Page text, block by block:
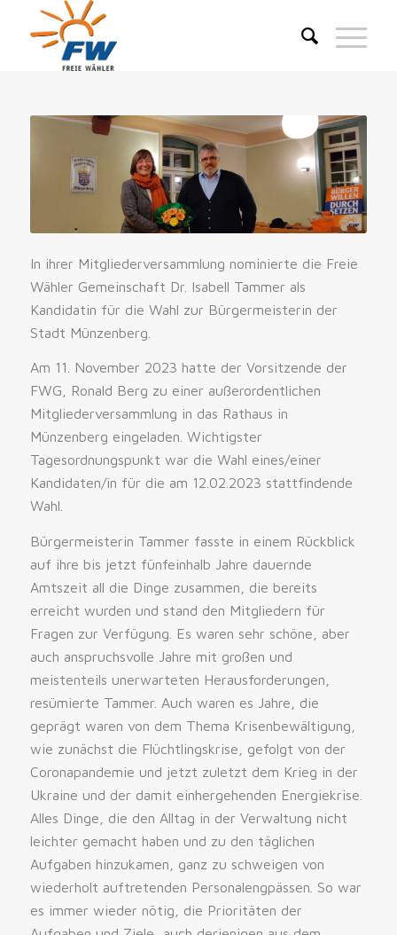
In ihrer Mitgliederversammlung nominierte die Freie
Wähler Gemeinschaft Dr. Isabell Tammer als
Kandidatin für die Wahl zur Bürgermeisterin der
Stadt Münzenberg.
Am 11. November 2023 hatte der Vorsitzende der
FWG, Ronald Berg zu einer außerordentlichen
Mitgliederversammlung in das Rathaus in
Münzenberg eingeladen. Wichtigster
Tagesordnungspunkt war die Wahl eines/einer
Kandidaten/in für die am 12.02.2023 stattfindende
Wahl.
Bürgermeisterin Tammer fasste in einem Rückblick
auf ihre bis jetzt fünfeinhalb Jahre dauernde
Amtszeit all die Dinge zusammen, die bereits
erreicht wurden und stand den Mitgliedern für
Fragen zur Verfügung. Es waren sehr schöne, aber
auch anspruchsvolle Jahre mit großen und
meistenteils unerwarteten Herausforderungen,
resümierte Tammer. Auch waren es Jahre, die
geprägt waren von dem Thema Krisenbewältigung,
wie zunächst die Flüchtlingskrise, gefolgt von der
Coronapandemie und jetzt zuletzt dem Krieg in der
Ukraine und der damit einhergehenden Energiekrise.
Alles Dinge, die den Alltag in der Verwaltung nicht
leichter gemacht haben und zu den täglichen
Aufgaben hinzukamen, ganz zu schweigen von
wiederholt auftretenden Personalengpässen. So war
es immer wieder nötig, die Prioritäten der